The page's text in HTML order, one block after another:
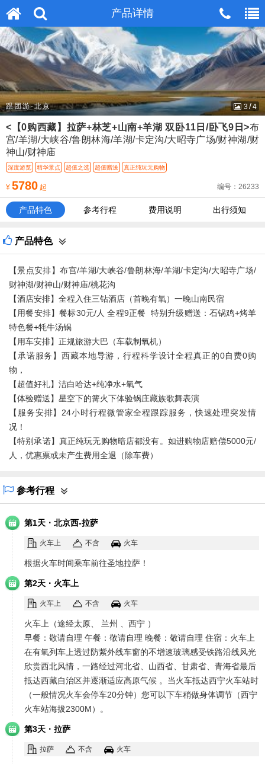
产品详情
head_m_tel.htm
4 /4
跟团游·北京
<【0购西藏】拉萨+林芝+山南+羊湖 双卧11日/卧飞9日>布
宫/羊湖/大峡谷/鲁朗林海/羊湖/卡定沟/大昭寺广场/财神湖/财
神山/财神庙
深度游览 精华景点 超值之选 超值赠送 真正纯玩无购物
¥ 5780 起 编号：26233
产品特色 参考行程 费用说明 出行须知
产品特色
【景点安排】布宫/羊湖/大峡谷/鲁朗林海/羊湖/卡定沟/大昭寺广场/
财神湖/财神山/财神庙/桃花沟
【酒店安排】全程入住三钻酒店（首晚有氧）一晚山南民宿
【用餐安排】餐标30元/人 全程9正餐 特别升级赠送：石锅鸡+烤羊
特色餐+牦牛汤锅
【用车安排】正规旅游大巴（车载制氧机）
【承诺服务】西藏本地导游，行程科学设计全程真正的0自费0购
物，
【超值好礼】洁白哈达+纯净水+氧气
【体验赠送】星空下的篝火下体验锅庄藏族歌舞表演
【服务安排】24小时行程微管家全程跟踪服务，快速处理突发情
况！
【特别承诺】真正纯玩无购物暗店都没有。如进购物店赔偿5000元/
人，优惠票或未产生费用全退（除车费）
参考行程
第1天 · 北京西-拉萨
火车上 不含 火车
根据火车时间乘车前往圣地拉萨！
第2天 · 火车上
火车上 不含 火车
火车上（途经太原、 兰州 、西宁 ）
早餐：敬请自理 午餐：敬请自理 晚餐：敬请自理 住宿：火车上
在有氧列车上透过防紫外线车窗的不增速玻璃感受铁路沿线风光
欣赏西北风情，一路经过河北省、山西省、甘肃省、青海省最后
抵达西藏自治区并逐渐适应高原气候 。当火车抵达西宁火车站时
（一般情况火车会停车20分钟）您可以下车稍做身体调节（西宁
火车站海拔2300M）。
第3天 · 拉萨
拉萨 不含 火车